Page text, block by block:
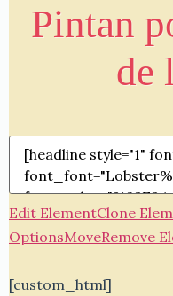
Pintan
de
Edit ElementClone
OptionsMoveRemove
[custom_html]